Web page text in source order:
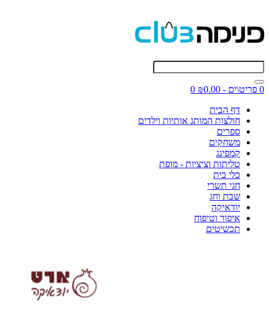
0 פריט\ים - ₪0.00
0
דף הבית
חולצות המותג אותיות וילדים
ספרים
משחקים
קמפינג
טליתות וציציות - מופת
כלי בית
חגי תשרי
שבת וחג
יודאיקה
איפור וטיפוח
תכשיטים